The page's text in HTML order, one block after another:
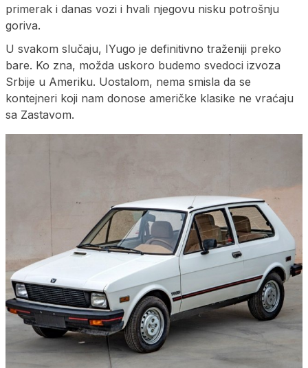
primerak i danas vozi i hvali njegovu nisku potrošnju
goriva.
U svakom slučaju, IYugo je definitivno traženiji preko
bare. Ko zna, možda uskoro budemo svedoci izvoza
Srbije u Ameriku. Uostalom, nema smisla da se
kontejneri koji nam donose američke klasike ne vraćaju
sa Zastavom.